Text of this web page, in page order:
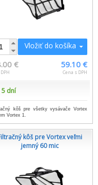
Vložiť do košíka
€ 59.10 €
Cena s DPH
5 dní
kôš pre všetky vysávače Vortex
Vortex 1.
kôš pre Vortex veľmi
jemný 60 mic